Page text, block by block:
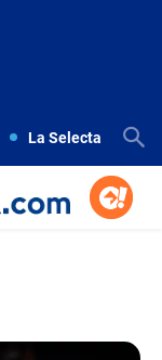
La Selecta